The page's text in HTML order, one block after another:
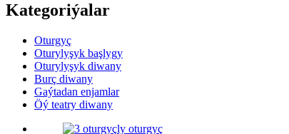
Kategoriýalar
Oturgyç
Oturylyşyk başlygy
Oturylyşyk diwany
Burç diwany
Gaýtadan enjamlar
Öý teatry diwany